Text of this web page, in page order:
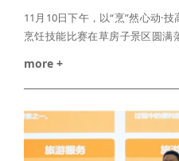
11月10日下午，以“烹”然心动·
烹饪技能比赛在草房子景区圆满
职工爱岗敬业的精神风貌，为集
驿都金陵酒店、东晋水城开元酒
河水上文化生态廊道等单位推荐
more +